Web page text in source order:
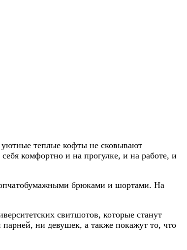
теплые кофты не сковывают
комфортно и на прогулке, и на работе, и
брюками и шортами. На
свитшотов, которые станут
ни девушек, а также покажут то, что